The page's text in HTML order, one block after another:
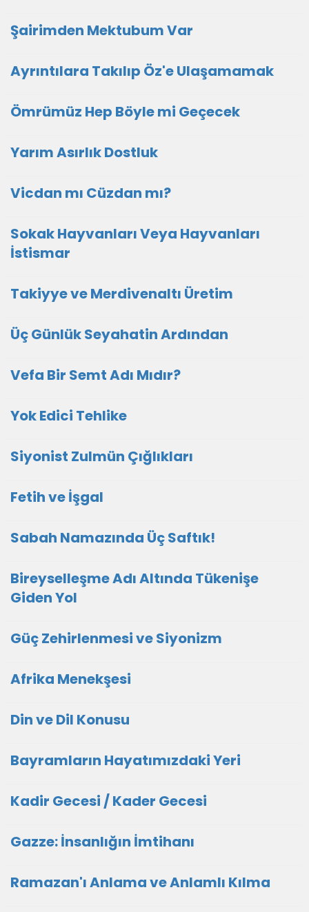
Şairimden Mektubum Var
Ayrıntılara Takılıp Öz'e Ulaşamamak
Ömrümüz Hep Böyle mi Geçecek
Yarım Asırlık Dostluk
Vicdan mı Cüzdan mı?
Sokak Hayvanları Veya Hayvanları
İstismar
Takiyye ve Merdivenaltı Üretim
Üç Günlük Seyahatin Ardından
Vefa Bir Semt Adı Mıdır?
Yok Edici Tehlike
Siyonist Zulmün Çığlıkları
Fetih ve İşgal
Sabah Namazında Üç Saftık!
Bireyselleşme Adı Altında Tükenişe
Giden Yol
Güç Zehirlenmesi ve Siyonizm
Afrika Menekşesi
Din ve Dil Konusu
Bayramların Hayatımızdaki Yeri
Kadir Gecesi / Kader Gecesi
Gazze: İnsanlığın İmtihanı
Ramazan'ı Anlama ve Anlamlı Kılma